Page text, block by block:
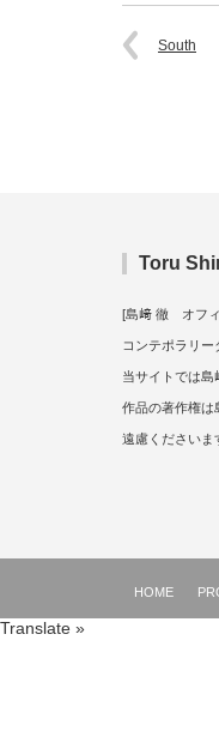
South
Toru
[島﨑 徹 オフ
コンテポラリー
当サイトでは島
作品の著作権は
遠慮くださいま
HOME
Translate »